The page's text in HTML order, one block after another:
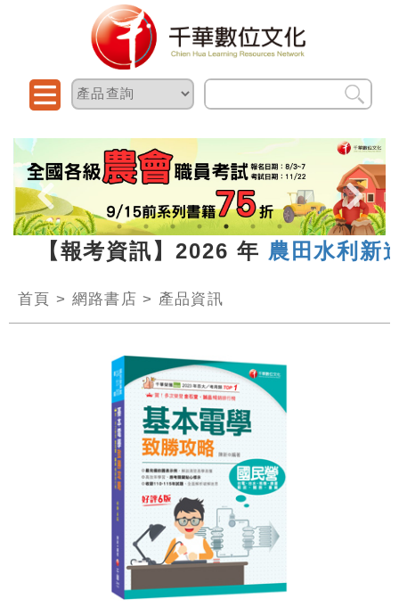
考資訊】2026 年農田水利新進人
首頁 > 網路書店 > 產品資訊